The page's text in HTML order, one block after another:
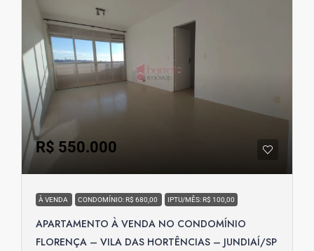
R$ 550.000
À VENDA CONDOMÍNIO: R$ 680,00 IPTU/MÊS: R$ 100,00
APARTAMENTO À VENDA NO CONDOMÍNIO
FLORENÇA – VILA DAS HORTÊNCIAS – JUNDIAÍ/SP